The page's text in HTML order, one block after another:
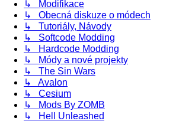
↳ Modifikace
↳ Obecná diskuze o módech
↳ Tutoriály, Návody
↳ Softcode Modding
↳ Hardcode Modding
↳ Módy a nové projekty
↳ The Sin Wars
↳ Avalon
↳ Cesium
↳ Mods By ZOMB
↳ Hell Unleashed